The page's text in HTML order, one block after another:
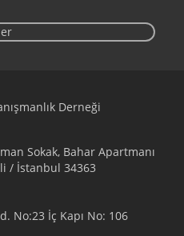
Derneği
Sokak, Bahar Apartmanı
/ İstanbul 34363
No:23 İç Kapı No: 106